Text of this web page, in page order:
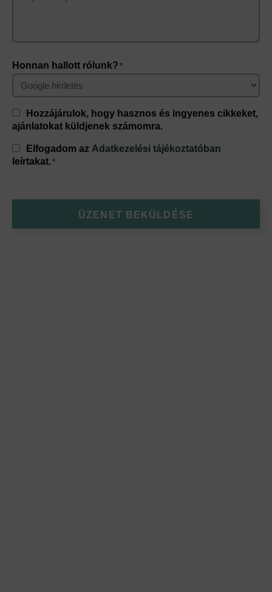
Honnan hallott rólunk? *
Consent
Hozzájárulok, hogy hasznos és ingyenes cikkeket,
ajánlatokat küldjenek számomra.
Consent*
Elfogadom az Adatkezelési tájékoztatóban
leírtakat.*
ÜZENET BEKÜLDÉSE